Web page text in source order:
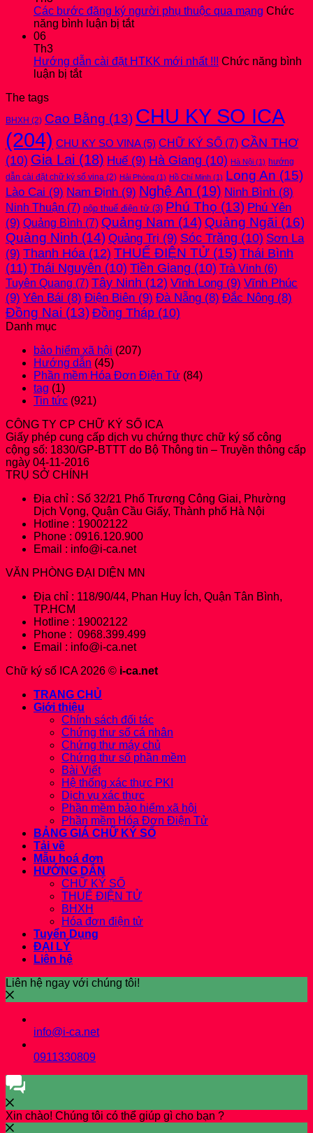
THUYẾT
MINH
mới
nhất
2026
Thu
mới
đăng
thay
qua
công
ty
Các bước đăng ký người phụ thuộc qua mạng Chức
năng bình luận bị tắtở
đăng
thuộc
qua
mạng
06
Th3
Hướng dẫn cài đặt HTKK mới nhất !!! Chức năng bình
luận bị tắtở
cài
đặt
mới
nhất
!!!
The tags
BHXH (2) Cao Bằng (13) CHU KY SO ICA
(204) CHU KY SO VINA(5) CHỮ KÝ SỐ (7) CẦN THƠ
(10) Gia Lai (18) Huế (9) Hà Giang (10) Hà Nội (1) hướng
dẫn cài đặt chữ ký số vina (2) Hải Phòng (1) Hồ Chí Minh (1) Long An (15)
Lào Cai (9) Nam Định (9) Nghệ An (19) Ninh Bình (8)
Ninh Thuận (7) nộp thuế điện tử (3) Phú Thọ (13) Phú Yên
(9) Quảng Bình (7) Quảng Nam (14) Quảng Ngãi (16)
Quảng Ninh (14) Quảng Trị (9) Sóc Trăng (10) Sơn La
(9) Thanh Hóa (12) THUẾ ĐIỆN TỬ (15) Thái Bình
(11) Thái Nguyên (10) Tiền Giang (10) Trà Vinh (6)
Tuyên Quang (7) Tây Ninh (12) Vĩnh Long (9) Vĩnh Phúc
(9) Yên Bái (8) Điện Biên (9) Đà Nẵng (8) Đắc Nông (8)
Đồng Nai (13) Đồng Tháp (10)
Danh mục
bảo hiểm xã hội (207)
Hướng dẫn (45)
Phần mềm Hóa Đơn Điện Tử (84)
tag (1)
Tin tức (921)
CÔNG TY CP CHỮ KÝ SỐ ICA
Giấy phép cung cấp dịch vụ chứng thực chữ ký số công
cộng số: 1830/GP-BTTT do Bộ Thông tin – Truyền thông cấp
ngày 04-11-2016
TRỤ SỞ CHÍNH
Địa chỉ : Số 32/21 Phố Trương Công Giai, Phường
Dịch Vọng, Quận Cầu Giấy, Thành phố Hà Nội
Hotline : 19002122
Phone : 0916.120.900
Email : info@i-ca.net
VĂN PHÒNG ĐẠI DIỆN MN
Địa chỉ : 118/90/44, Phan Huy Ích, Quận Tân Bình,
TP.HCM
Hotline : 19002122
Phone : 0968.399.499
Email : info@i-ca.net
Chữ ký số ICA 2026 © i-ca.net
TRANG CHỦ
Giới thiệu
Chính sách đối tác
Chứng thư số cá nhân
Chứng thư máy chủ
Chứng thư số phần mềm
Bài Viết
Hệ thống xác thực PKI
Dịch vụ xác thực
Phần mềm bảo hiểm xã hội
Phần mềm Hóa Đơn Điện Tử
BẢNG GIÁ CHỮ KÝ SỐ
Tải về
Mẫu hoá đơn
HƯỚNG DẪN
CHỮ KÝ SỐ
THUẾ ĐIỆN TỬ
BHXH
Hóa đơn điện tử
Tuyển Dụng
ĐẠI LÝ
Liên hệ
Liên hệ ngay với chúng tôi!
info@i-ca.net
0911330809
Xin chào! Chúng tôi có thể giúp gì cho bạn ?